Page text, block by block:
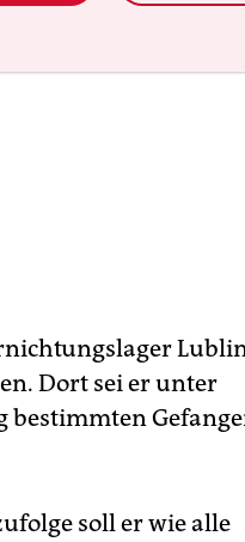
Dort sei er unter
bestimmten
soll er wie alle